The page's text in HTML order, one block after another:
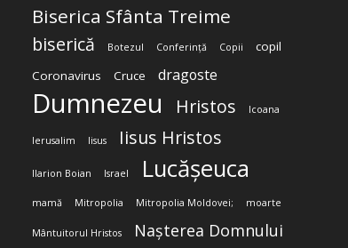
Biserica Sfânta Treime
biserică Botezul Conferință Copii
copil
Coronavirus
Cruce dragoste
Dumnezeu Hristos Icoana
Ierusalim Iisus Iisus Hristos
Ilarion Boian Israel Lucășeuca
mamă Mitropolia Mitropolia Moldovei; moarte
Mântuitorul Hristos Nașterea Domnului